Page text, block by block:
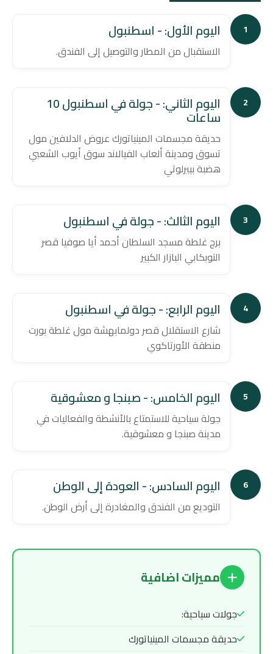
1 اليوم الأول: - اسطنبول
الاستقبال من المطار والتوصيل إلى الفندق.
2 اليوم الثاني: - جولة في اسطنبول 10
ساعات
حديقة مجسمات المينياتورك عروض الدلافين مول
تسوق ومدينة ألعاب الفيالاند سوق أيوب الشعبي
هضبة بييرلوتي
3 اليوم الثالث: - جولة في اسطنبول
برج غلطة مسجد السلطان أحمد أيا صوفيا قصر
التوبكابي البازار الكبير
4 اليوم الرابع: - جولة في اسطنبول
شارع الاستقلال قصر دولمابهشة مول غلطة بورت
منطقة الأورتاكوي
5 اليوم الخامس: - صبنجا و معشوقية
جولة سياحية للاستمتاع بالأنشطة والفعاليات في
مدينة صبنجا و معشوقية.
6 اليوم السادس: - العودة إلى الوطن
التوديع من الفندق والمغادرة إلى أرض الوطن.
مميزات اضافية
جولات سياحية:
حديقة مجسمات المينياتورك